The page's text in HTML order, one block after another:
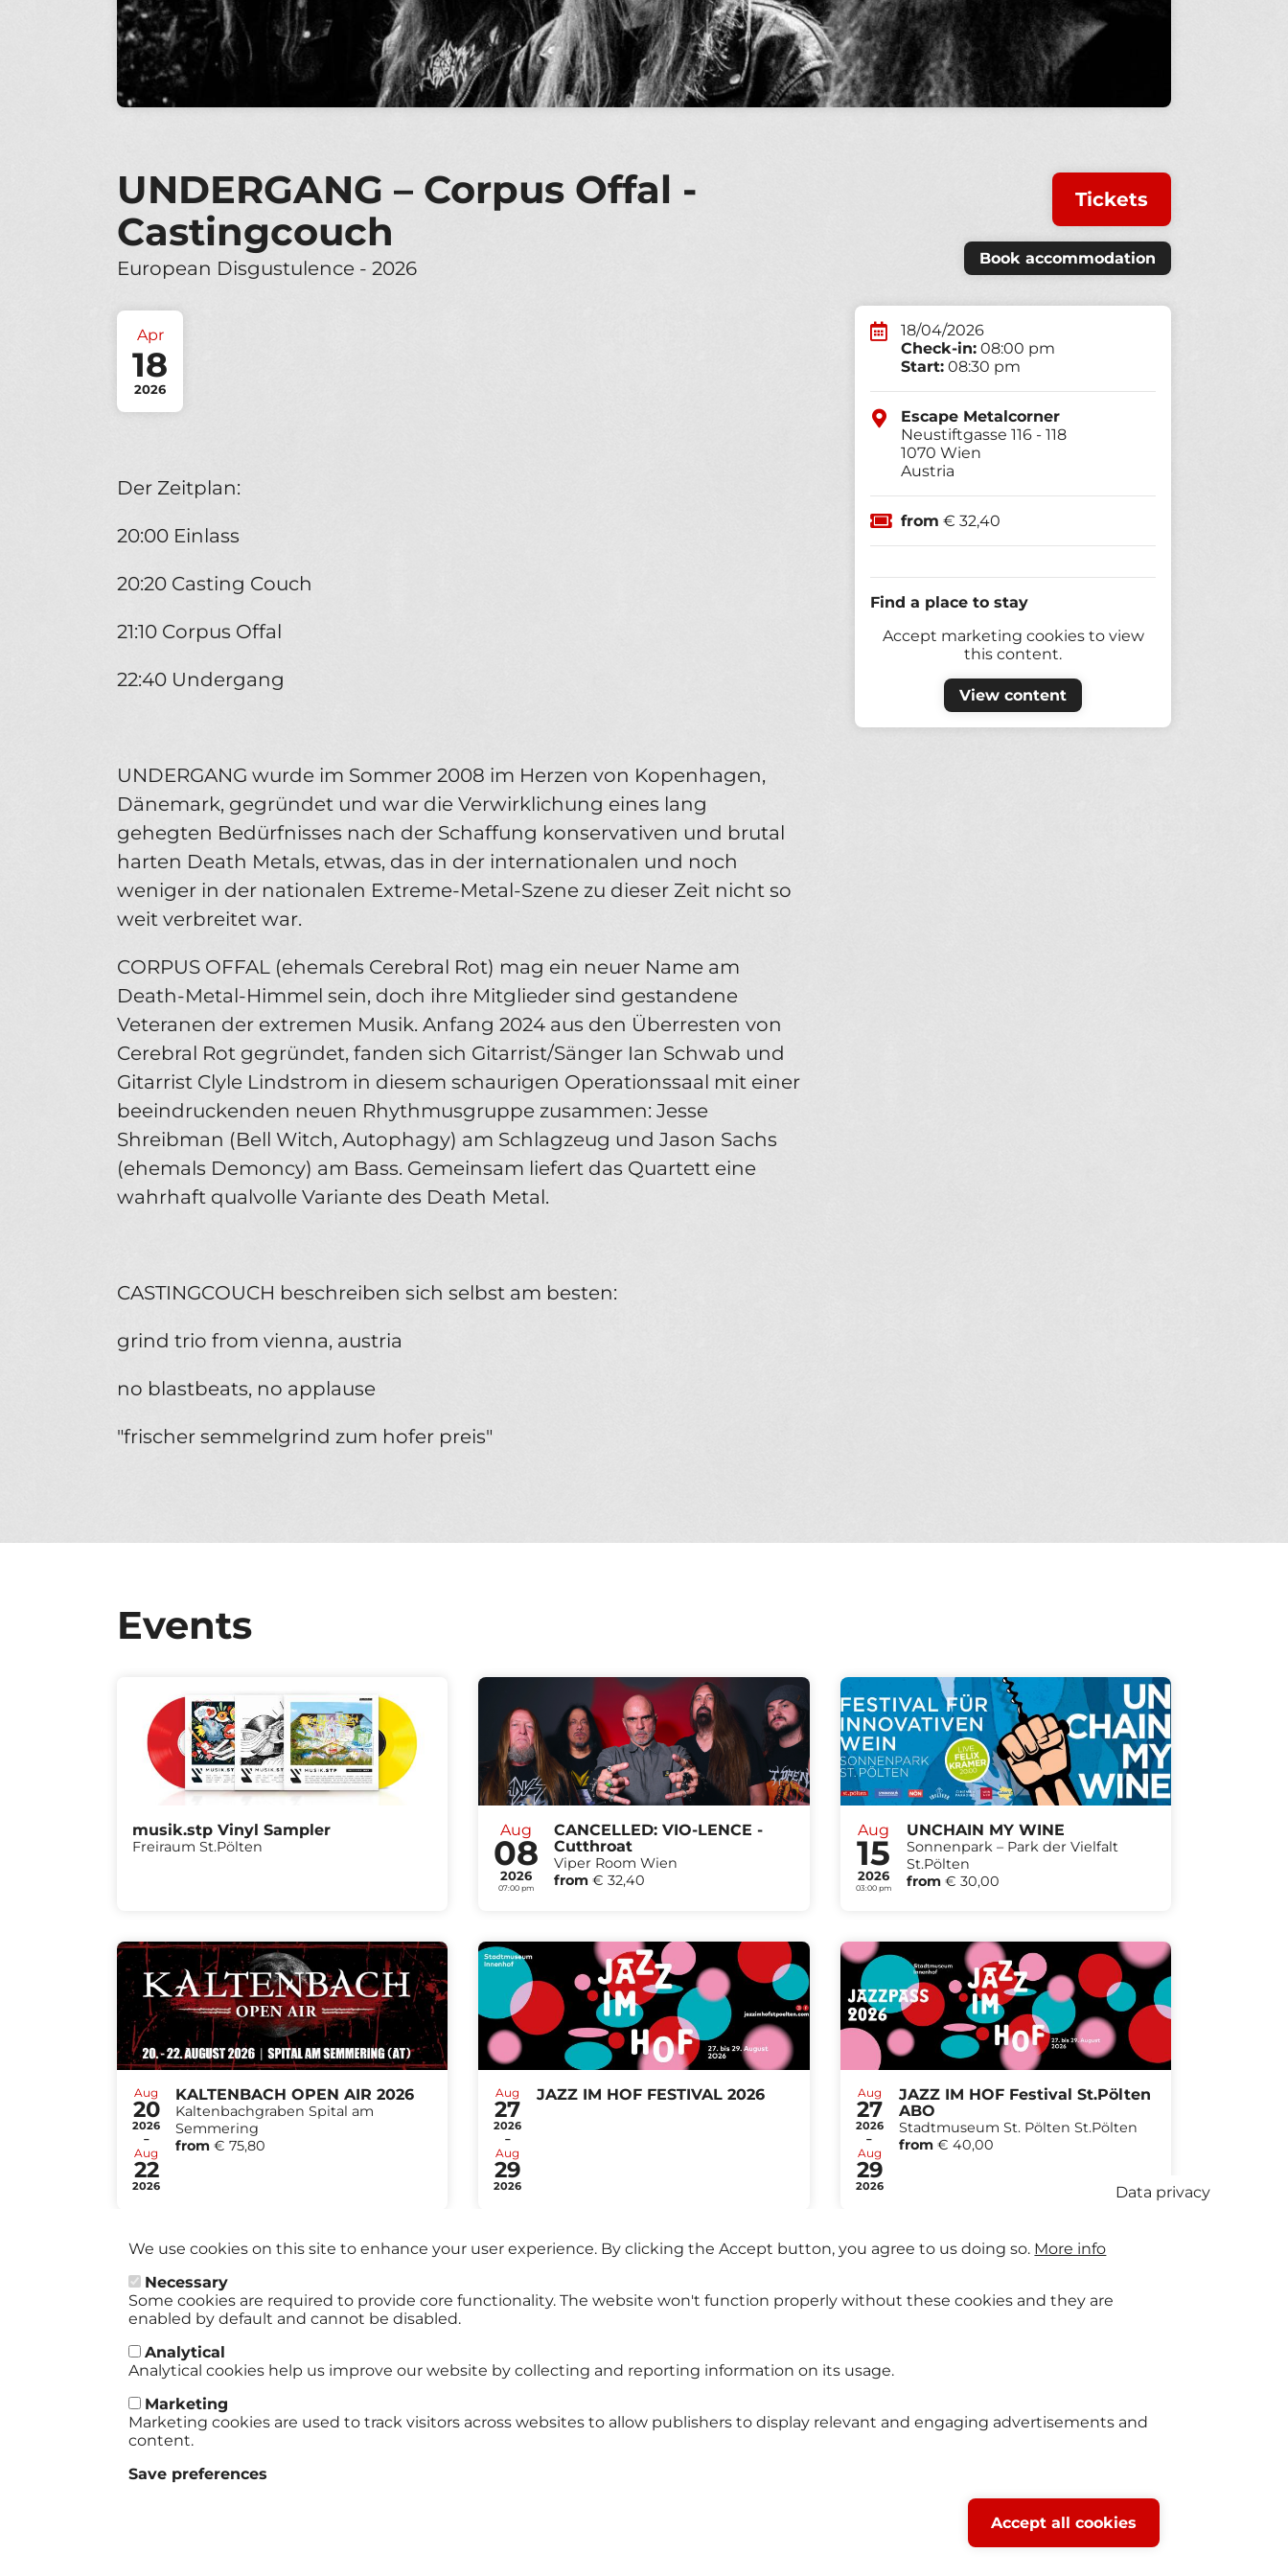
UNDERGANG – Corpus Offal -
Castingcouch
European Disgustulence - 2026
Apr
18
2026
Der Zeitplan:
20:00 Einlass
20:20 Casting Couch
21:10 Corpus Offal
22:40 Undergang
UNDERGANG wurde im Sommer 2008 im Herzen von Kopenhagen,
Dänemark, gegründet und war die Verwirklichung eines lang
gehegten Bedürfnisses nach der Schaffung konservativen und brutal
harten Death Metals, etwas, das in der internationalen und noch
weniger in der nationalen Extreme-Metal-Szene zu dieser Zeit nicht so
weit verbreitet war.
CORPUS OFFAL (ehemals Cerebral Rot) mag ein neuer Name am
Death-Metal-Himmel sein, doch ihre Mitglieder sind gestandene
Veteranen der extremen Musik. Anfang 2024 aus den Überresten von
Cerebral Rot gegründet, fanden sich Gitarrist/Sänger Ian Schwab und
Gitarrist Clyle Lindstrom in diesem schaurigen Operationssaal mit einer
beeindruckenden neuen Rhythmusgruppe zusammen: Jesse
Shreibman (Bell Witch, Autophagy) am Schlagzeug und Jason Sachs
(ehemals Demoncy) am Bass. Gemeinsam liefert das Quartett eine
wahrhaft qualvolle Variante des Death Metal.
CASTINGCOUCH beschreiben sich selbst am besten:
grind trio from vienna, austria
no blastbeats, no applause
"frischer semmelgrind zum hofer preis"
Tickets
Book accommodation
18/04/2026
Check-in: 08:00 pm
Start: 08:30 pm
Escape Metalcorner
Neustiftgasse 116 - 118
1070 Wien
Austria
from € 32,40
Find a place to stay
Accept marketing cookies to view
this content.
View content
Events
musik.stp Vinyl Sampler
Freiraum St.Pölten
Aug
08
2026
07:00 pm
CANCELLED: VIO-LENCE -
Cutthroat
Viper Room Wien
from € 32,40
Aug
15
2026
03:00 pm
UNCHAIN MY WINE
Sonnenpark – Park der Vielfalt
St.Pölten
from€ 30,00
Aug
20
2026
-
Aug
22
2026
KALTENBACH OPEN AIR 2026
Kaltenbachgraben Spital am
Semmering
from € 75,80
Aug
27
2026
-
Aug
29
2026
JAZZ IM HOF FESTIVAL 2026 Aug
27
2026
-
Aug
29
2026
JAZZ IM HOF Festival St.Pölten
ABO
Stadtmuseum St. Pölten St.Pölten
from€ 40,00
Data privacy
We use cookies on this site to enhance your user experience. By clicking the Accept button, you agree to us doing so. More info
Necessary
Some cookies are required to provide core functionality. The website won't function properly without these cookies and they are
enabled by default and cannot be disabled.
Analytical
Analytical cookies help us improve our website by collecting and reporting information on its usage.
Marketing
Marketing cookies are used to track visitors across websites to allow publishers to display relevant and engaging advertisements and
content.
Save preferences
Accept all cookies